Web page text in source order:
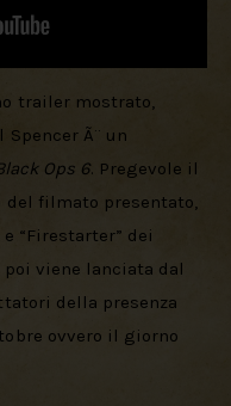
trailer mostrato,
Ã¨ un
Ops 6. Pregevole il
filmato presentato,
“Firestarter” dei
poi viene lanciata dal
della presenza
ovvero il giorno